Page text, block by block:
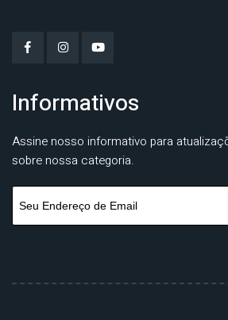
Informativos
Assine nosso informativo para
sobre nossa categoria.